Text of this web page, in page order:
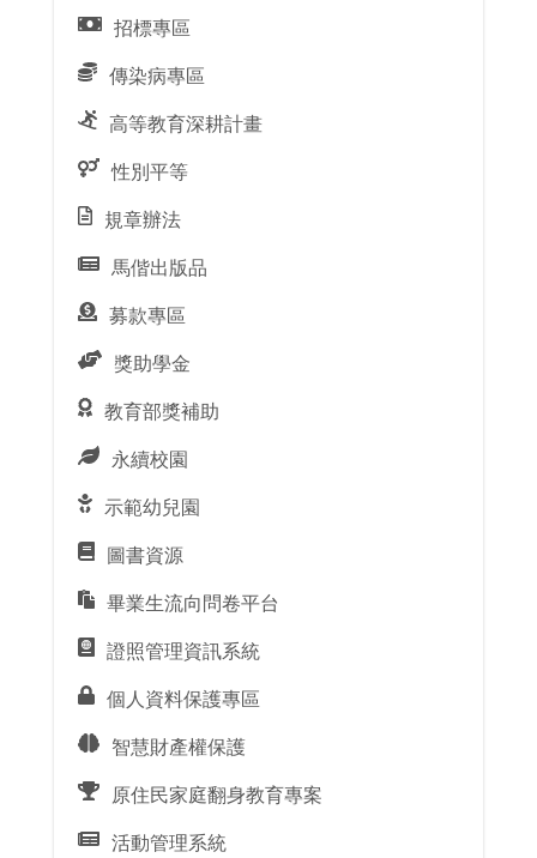
招標專區
傳染病專區
高等教育深耕計畫
性別平等
規章辦法
馬偕出版品
募款專區
獎助學金
教育部獎補助
永續校園
示範幼兒園
圖書資源
畢業生流向問卷平台
證照管理資訊系統
個人資料保護專區
智慧財產權保護
原住民家庭翻身教育專案
活動管理系統